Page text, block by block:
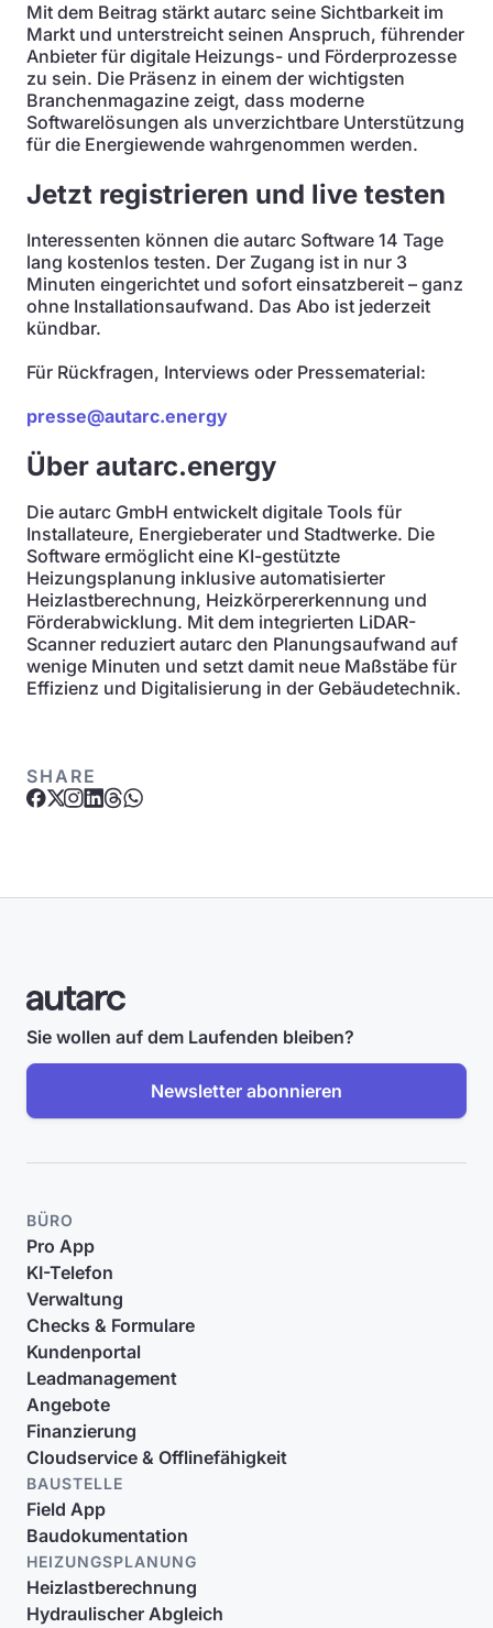
Mit dem Beitrag stärkt autarc seine Sichtbarkeit im
Markt und unterstreicht seinen Anspruch, führender
Anbieter für digitale Heizungs- und Förderprozesse
zu sein. Die Präsenz in einem der wichtigsten
Branchenmagazine zeigt, dass moderne
Softwarelösungen als unverzichtbare Unterstützung
für die Energiewende wahrgenommen werden.
Jetzt registrieren und live testen
Interessenten können die autarc Software 14 Tage
lang kostenlos testen. Der Zugang ist in nur 3
Minuten eingerichtet und sofort einsatzbereit – ganz
ohne Installationsaufwand. Das Abo ist jederzeit
kündbar.
Für Rückfragen, Interviews oder Pressematerial:
presse@autarc.energy
Über autarc.energy
Die autarc GmbH entwickelt digitale Tools für
Installateure, Energieberater und Stadtwerke. Die
Software ermöglicht eine KI-gestützte
Heizungsplanung inklusive automatisierter
Heizlastberechnung, Heizkörpererkennung und
Förderabwicklung. Mit dem integrierten LiDAR-
Scanner reduziert autarc den Planungsaufwand auf
wenige Minuten und setzt damit neue Maßstäbe für
Effizienz und Digitalisierung in der Gebäudetechnik.
SHARE
Sie wollen auf dem Laufenden bleiben?
Newsletter abonnieren
BÜRO
Pro App
KI-Telefon
Verwaltung
Checks & Formulare
Kundenportal
Leadmanagement
Angebote
Finanzierung
Cloudservice & Offlinefähigkeit
BAUSTELLE
Field App
Baudokumentation
HEIZUNGSPLANUNG
Heizlastberechnung
Hydraulischer Abgleich